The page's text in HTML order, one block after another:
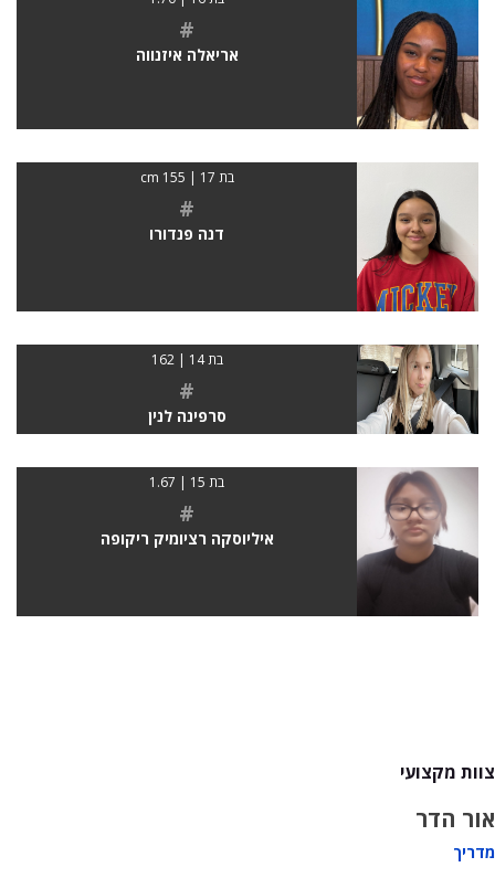
#
אריאלה איזנווה
בת 17 | 155 cm
#
דנה פנדורו
בת 14 | 162
#
סרפינה לנין
בת 15 | 1.67
#
איליוסקה רציומיק ריקופה
צוות מקצועי
אור הדר
מדריך